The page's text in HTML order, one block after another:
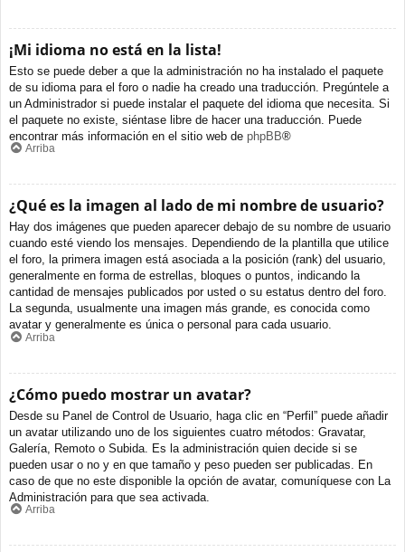
¡Mi idioma no está en la lista!
Esto se puede deber a que la administración no ha instalado el paquete
de su idioma para el foro o nadie ha creado una traducción. Pregúntele a
un Administrador si puede instalar el paquete del idioma que necesita. Si
el paquete no existe, siéntase libre de hacer una traducción. Puede
encontrar más información en el sitio web de phpBB®
Arriba
¿Qué es la imagen al lado de mi nombre de usuario?
Hay dos imágenes que pueden aparecer debajo de su nombre de usuario
cuando esté viendo los mensajes. Dependiendo de la plantilla que utilice
el foro, la primera imagen está asociada a la posición (rank) del usuario,
generalmente en forma de estrellas, bloques o puntos, indicando la
cantidad de mensajes publicados por usted o su estatus dentro del foro.
La segunda, usualmente una imagen más grande, es conocida como
avatar y generalmente es única o personal para cada usuario.
Arriba
¿Cómo puedo mostrar un avatar?
Desde su Panel de Control de Usuario, haga clic en “Perfil” puede añadir
un avatar utilizando uno de los siguientes cuatro métodos: Gravatar,
Galería, Remoto o Subida. Es la administración quien decide si se
pueden usar o no y en que tamaño y peso pueden ser publicadas. En
caso de que no este disponible la opción de avatar, comuníquese con La
Administración para que sea activada.
Arriba